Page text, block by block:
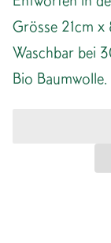
Grösse 21cm x
Waschbar bei
Bio Baumwolle.